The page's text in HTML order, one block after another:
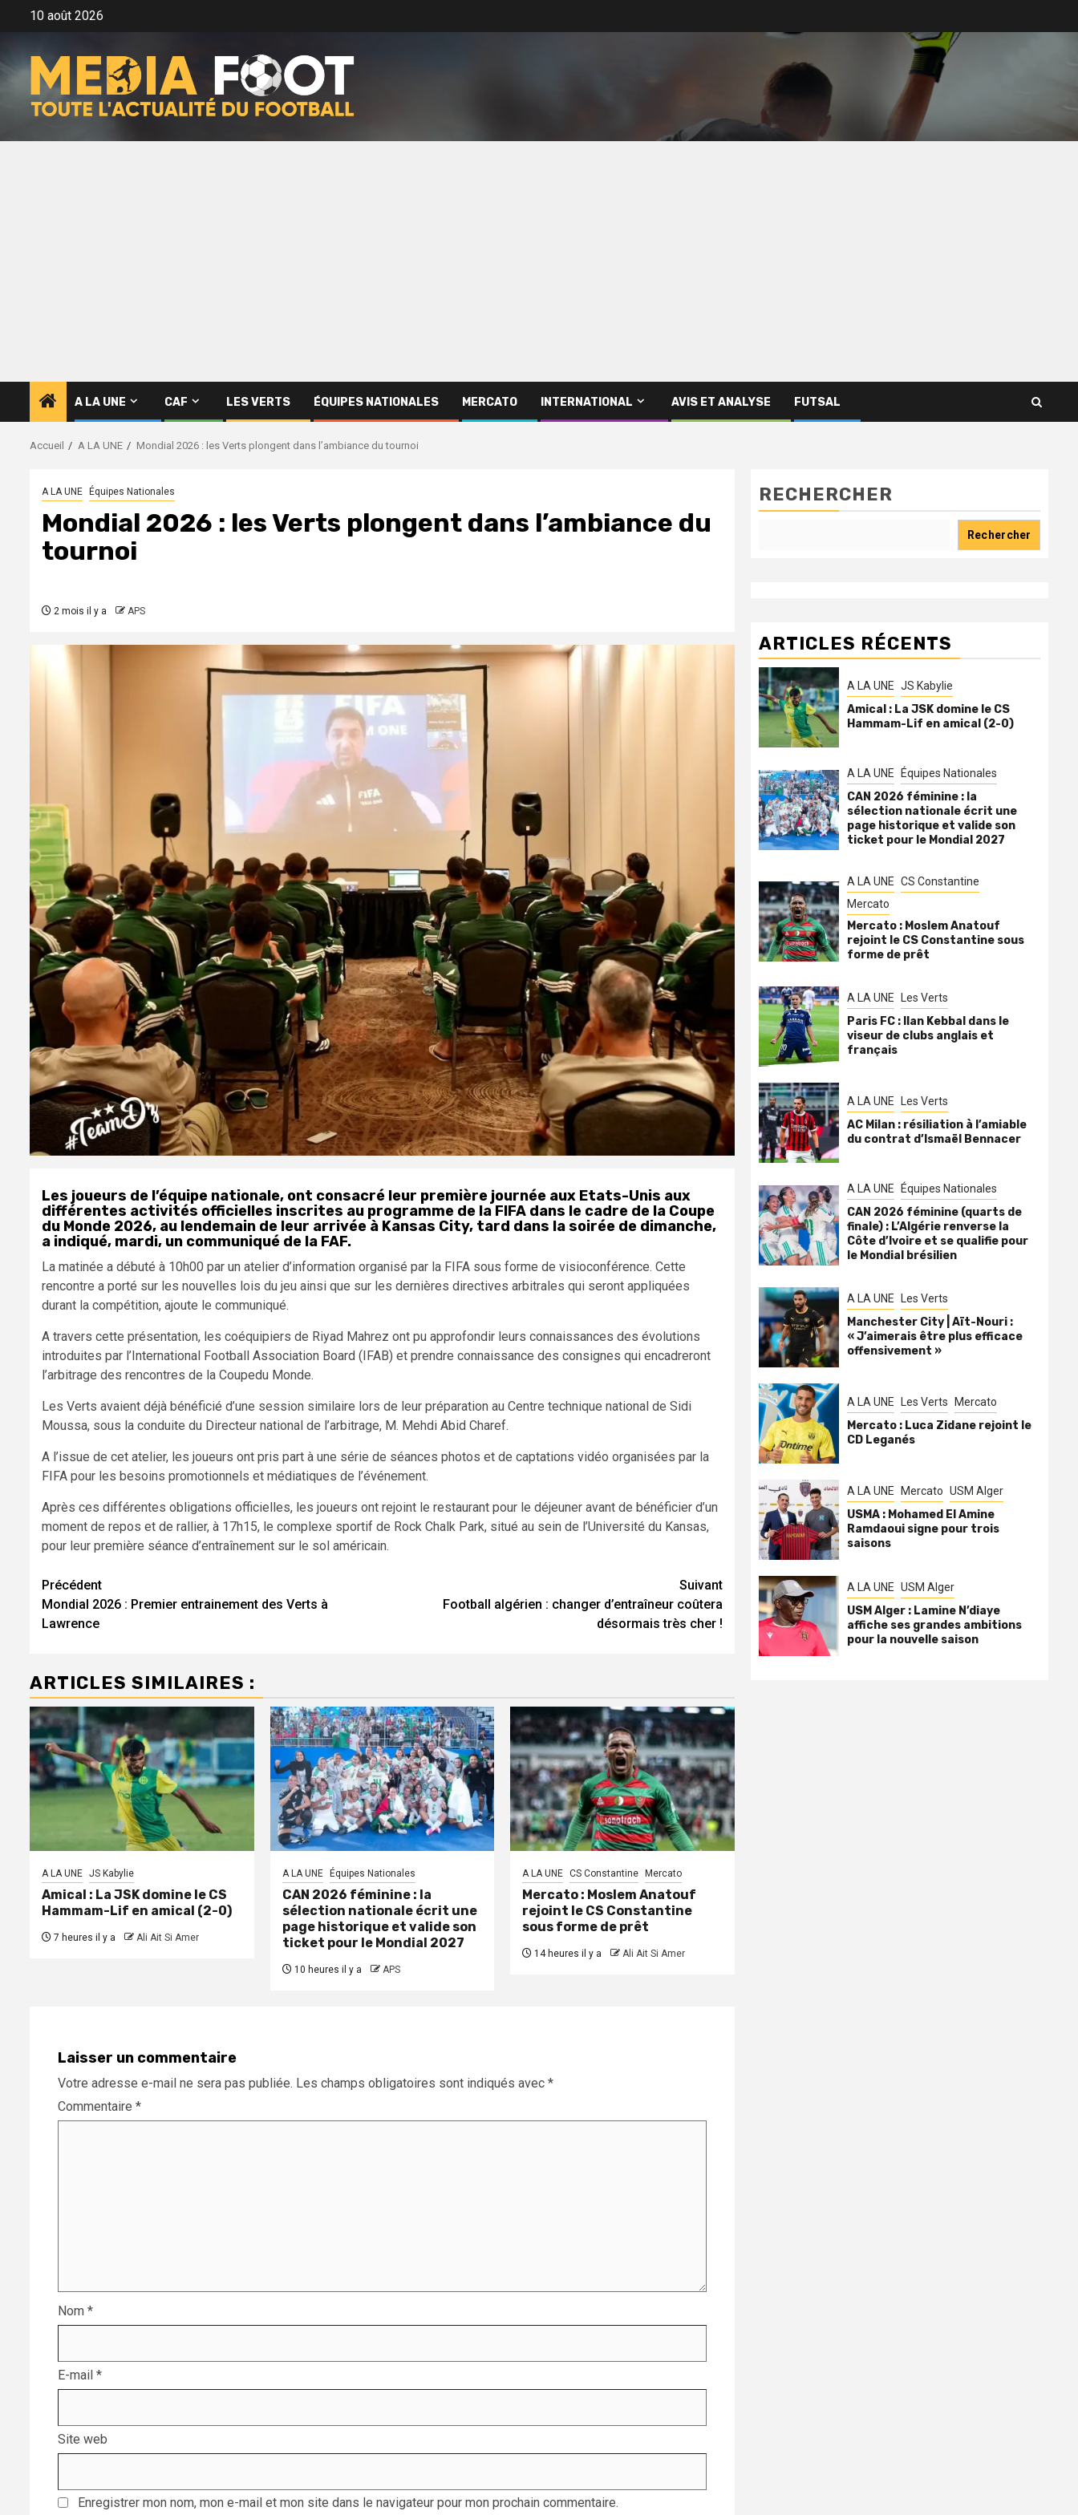
10 août 2026
A LA UNE CAF LES VERTS ÉQUIPES NATIONALES MERCATO INTERNATIONAL AVIS ET ANALYSE FUTSAL
Accueil A LA UNE Mondial 2026 : les Verts plongent dans l’ambiance du tournoi
A LA UNE Équipes Nationales
Mondial 2026 : les Verts plongent dans l’ambiance du
tournoi
2 mois il y a APS
Les joueurs de l’équipe nationale, ont consacré leur première journée aux Etats-Unis aux
différentes activités officielles inscrites au programme de la FIFA dans le cadre de la Coupe
du Monde 2026, au lendemain de leur arrivée à Kansas City, tard dans la soirée de dimanche,
a indiqué, mardi, un communiqué de la FAF.
La matinée a débuté à 10h00 par un atelier d’information organisé par la FIFA sous forme de visioconférence. Cette
rencontre a porté sur les nouvelles lois du jeu ainsi que sur les dernières directives arbitrales qui seront appliquées
durant la compétition, ajoute le communiqué.
A travers cette présentation, les coéquipiers de Riyad Mahrez ont pu approfondir leurs connaissances des évolutions
introduites par l’International Football Association Board (IFAB) et prendre connaissance des consignes qui encadreront
l’arbitrage des rencontres de la Coupedu Monde.
Les Verts avaient déjà bénéficié d’une session similaire lors de leur préparation au Centre technique national de Sidi
Moussa, sous la conduite du Directeur national de l’arbitrage, M. Mehdi Abid Charef.
A l’issue de cet atelier, les joueurs ont pris part à une série de séances photos et de captations vidéo organisées par la
FIFA pour les besoins promotionnels et médiatiques de l’événement.
Après ces différentes obligations officielles, les joueurs ont rejoint le restaurant pour le déjeuner avant de bénéficier d’un
moment de repos et de rallier, à 17h15, le complexe sportif de Rock Chalk Park, situé au sein de l’Université du Kansas,
pour leur première séance d’entraînement sur le sol américain.
Navigation
d’article
Précédent
Mondial 2026 : Premier entrainement des Verts à
Lawrence
Suivant
Football algérien : changer d’entraîneur coûtera
désormais très cher !
ARTICLES SIMILAIRES :
A LA UNE JS Kabylie
Amical : La JSK domine le CS
Hammam-Lif en amical (2-0)
7 heures il y a Ali Ait Si Amer
A LA UNE Équipes Nationales
CAN 2026 féminine : la
sélection nationale écrit une
page historique et valide son
ticket pour le Mondial 2027
10 heures il y a APS
A LA UNE CS Constantine Mercato
Mercato : Moslem Anatouf
rejoint le CS Constantine
sous forme de prêt
14 heures il y a Ali Ait Si Amer
Laisser un commentaire
Votre adresse e-mail ne sera pas publiée. Les champs obligatoires sont indiqués avec *
Commentaire *
Nom *
E-mail *
Site web
Enregistrer mon nom, mon e-mail et mon site dans le navigateur pour mon prochain commentaire.
RECHERCHER
Rechercher
ARTICLES RÉCENTS
A LA UNE JS Kabylie
Amical : La JSK domine le CS
Hammam-Lif en amical (2-0)
A LA UNE Équipes Nationales
CAN 2026 féminine : la
sélection nationale écrit une
page historique et valide son
ticket pour le Mondial 2027
A LA UNE CS Constantine
Mercato
Mercato : Moslem Anatouf
rejoint le CS Constantine sous
forme de prêt
A LA UNE Les Verts
Paris FC : Ilan Kebbal dans le
viseur de clubs anglais et
français
A LA UNE Les Verts
AC Milan : résiliation à l’amiable
du contrat d’Ismaël Bennacer
A LA UNE Équipes Nationales
CAN 2026 féminine (quarts de
finale) : L’Algérie renverse la
Côte d’Ivoire et se qualifie pour
le Mondial brésilien
A LA UNE Les Verts
Manchester City | Aït-Nouri :
« J’aimerais être plus efficace
offensivement »
A LA UNE Les Verts Mercato
Mercato : Luca Zidane rejoint le
CD Leganés
A LA UNE Mercato USM Alger
USMA : Mohamed El Amine
Ramdaoui signe pour trois
saisons
A LA UNE USM Alger
USM Alger : Lamine N’diaye
affiche ses grandes ambitions
pour la nouvelle saison